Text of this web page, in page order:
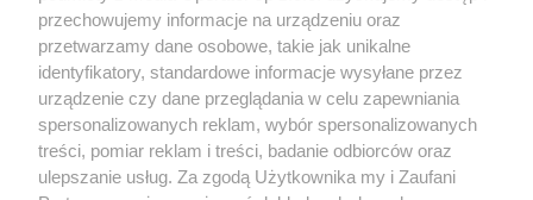
Nie zapomnij
zapoznać się z:
polityką prywatności
Twojemiasto Skontakuj sięz nami
przechowujemy informacje na urządzeniu oraz
przetwarzamy dane osobowe, takie jak unikalne
identyfikatory, standardowe informacje wysyłane przez
urządzenie czy dane przeglądania w celu zapewniania
spersonalizowanych reklam, wybór spersonalizowanych
treści, pomiar reklam i treści, badanie odbiorców oraz
ulepszanie usług. Za zgodą Użytkownika my i Zaufani